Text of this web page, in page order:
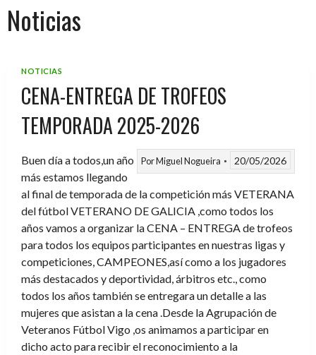
Noticias
NOTICIAS
CENA-ENTREGA DE TROFEOS
TEMPORADA 2025-2026
PorMiguel Nogueira 20/05/2026
Buen día a todos,un año
más estamos llegando
al final de temporada de la competición más VETERANA
del fútbol VETERANO DE GALICIA ,como todos los
años vamos a organizar la CENA – ENTREGA de trofeos
para todos los equipos participantes en nuestras ligas y
competiciones, CAMPEONES,así como a los jugadores
más destacados y deportividad, árbitros etc., como
todos los años también se entregara un detalle a las
mujeres que asistan a la cena .Desde la Agrupación de
Veteranos Fútbol Vigo ,os animamos a participar en
dicho acto para recibir el reconocimiento a la